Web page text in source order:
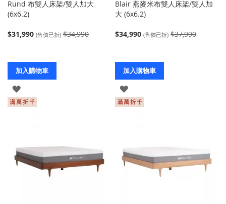
Rund 布雙人床架/雙人加大
(6x6.2)
$31,990 (售價已折) $34,990
加入購物車
登
入
Blair 燕麥米布雙人床架/雙人加
大 (6x6.2)
$34,990 (售價已折) $37,990
加入購物車
登
入